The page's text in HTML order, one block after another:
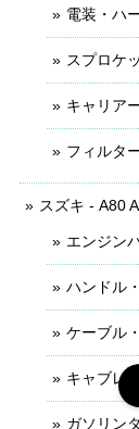
電装・ハ
スプロケ
キャリア
フィルタ
スズキ - A80
エンジン
ハンドル
ケーブル
キャブレ
ガソリン